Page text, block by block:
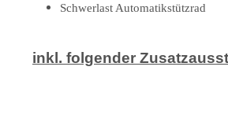
Schwerlast Automatikstützrad
inkl. folgender